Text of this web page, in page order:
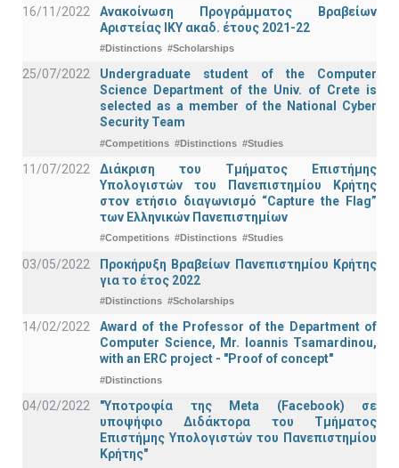
16/11/2022
Ανακοίνωση Προγράμματος Βραβείων
Αριστείας ΙΚΥ ακαδ. έτους 2021-22
#Distinctions #Scholarships
25/07/2022
Undergraduate student of the Computer
Science Department of the Univ. of Crete is
selected as a member of the National Cyber
Security Team
#Competitions #Distinctions #Studies
11/07/2022
Διάκριση του Τμήματος Επιστήμης
Υπολογιστών του Πανεπιστημίου Κρήτης
στον ετήσιο διαγωνισμό “Capture the Flag”
των Ελληνικών Πανεπιστημίων
#Competitions #Distinctions #Studies
03/05/2022
Προκήρυξη Βραβείων Πανεπιστημίου Κρήτης
για το έτος 2022
#Distinctions #Scholarships
14/02/2022
Award of the Professor of the Department of
Computer Science, Mr. Ioannis Tsamardinou,
with an ERC project - "Proof of concept"
#Distinctions
04/02/2022
"Υποτροφία της Meta (Facebook) σε
υποψήφιο Διδάκτορα του Τμήματος
Επιστήμης Υπολογιστών του Πανεπιστημίου
Κρήτης"